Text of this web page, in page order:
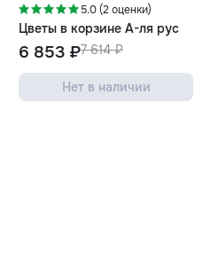
5.0 (2 оценки)
Цветы в корзине А-ля рус
7 614 ₽
6 853 ₽
Нет в наличии